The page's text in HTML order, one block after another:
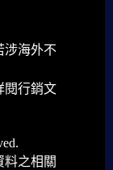
涉海外不
閱行銷文
料之相關